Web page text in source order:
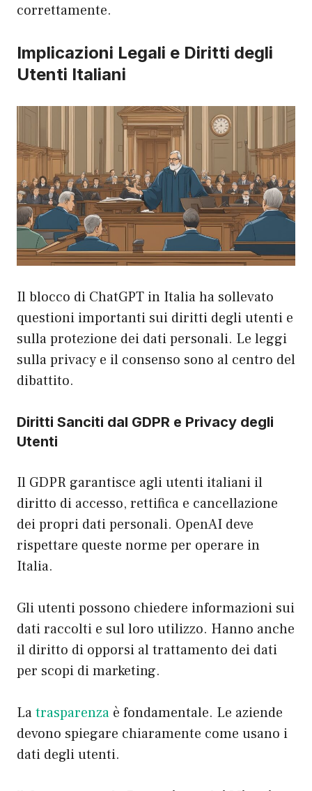
correttamente.
Implicazioni Legali e Diritti degli
Utenti Italiani
Il blocco di ChatGPT in Italia ha sollevato
questioni importanti sui diritti degli utenti e
sulla protezione dei dati personali. Le leggi
sulla privacy e il consenso sono al centro del
dibattito.
Diritti Sanciti dal GDPR e Privacy degli
Utenti
Il GDPR garantisce agli utenti italiani il
diritto di accesso, rettifica e cancellazione
dei propri dati personali. OpenAI deve
rispettare queste norme per operare in
Italia.
Gli utenti possono chiedere informazioni sui
dati raccolti e sul loro utilizzo. Hanno anche
il diritto di opporsi al trattamento dei dati
per scopi di marketing.
Latrasparenza è fondamentale. Le aziende
devono spiegare chiaramente come usano i
dati degli utenti.